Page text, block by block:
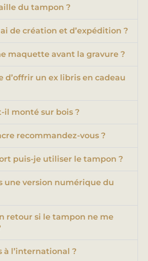
du tampon ?
de création et d’expédition ?
maquette avant la gravure ?
d’offrir un ex libris en cadeau
il monté sur bois ?
recommandez-vous ?
puis-je utiliser le tampon ?
une version numérique du
retour si le tampon ne me
à l’international ?